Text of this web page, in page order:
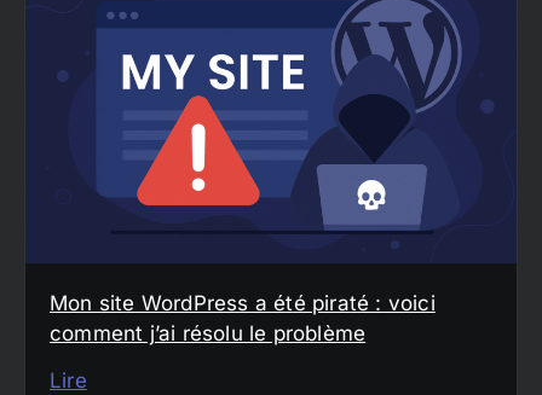
Mon site WordPress a été piraté : voici
comment j’ai résolu le problème
Lire